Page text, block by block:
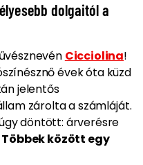
dolgaitól a
Cicciolina!
évek óta küzd
jelentős
zárolta a számláját.
döntött: árverésre
Többek között egy